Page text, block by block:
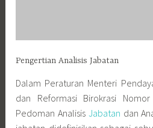
menjadi informasi jabatan.
negara non kementerian yang
untuk meneliti, mengkaji dan
ASN, mendefinisikan analisis